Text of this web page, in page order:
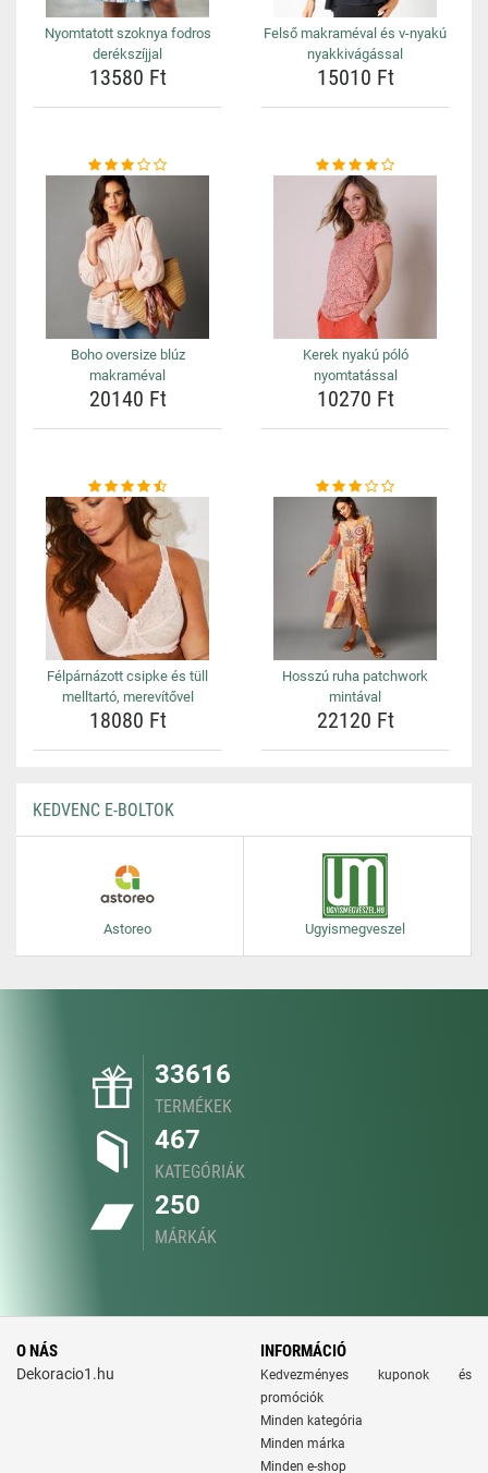
Nyomtatott szoknya fodros
derékszíjjal
13580 Ft
Felső makraméval és v-nyakú
nyakkivágással
15010 Ft
Boho oversize blúz
makraméval
20140 Ft
Kerek nyakú póló
nyomtatással
10270 Ft
Félpárnázott csipke és tüll
melltartó, merevítővel
18080 Ft
Hosszú ruha patchwork
mintával
22120 Ft
KEDVENC E-BOLTOK
Astoreo Ugyismegveszel
33616
TERMÉKEK
467
KATEGÓRIÁK
250
MÁRKÁK
O NÁS
Dekoracio1.hu
INFORMÁCIÓ
Kedvezményes kuponok és
promóciók
Minden kategória
Minden márka
Minden e-shop